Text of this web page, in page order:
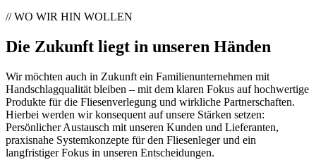
// WO WIR HIN WOLLEN
Die Zukunft liegt in unseren Händen
Wir möchten auch in Zukunft ein Familienunternehmen mit
Handschlagqualität bleiben – mit dem klaren Fokus auf hochwertige
Produkte für die Fliesenverlegung und wirkliche Partnerschaften.
Hierbei werden wir konsequent auf unsere Stärken setzen:
Persönlicher Austausch mit unseren Kunden und Lieferanten,
praxisnahe Systemkonzepte für den Fliesenleger und ein
langfristiger Fokus in unseren Entscheidungen.